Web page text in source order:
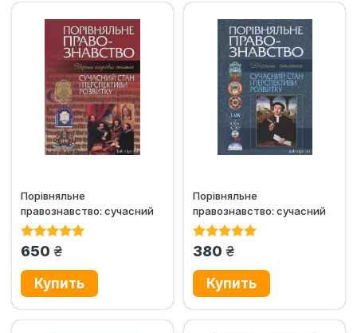
Порівняльне
правознавство: сучасний
стан і перспективи
650 грн.
Порівняльне
правознавство: сучасний
стан і перспективи
380 грн.